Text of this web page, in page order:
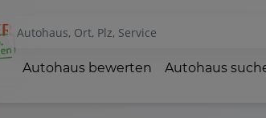
Autohaus bewerten Autohaus